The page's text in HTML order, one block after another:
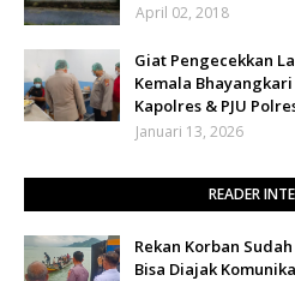
April 02, 2018
Giat Pengecekkan
Kemala
Kapolres & PJU
Januari 13, 2026
READER
Rekan Korban
Bisa Diajak